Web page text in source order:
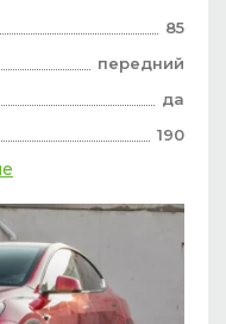
85
передний
да
190